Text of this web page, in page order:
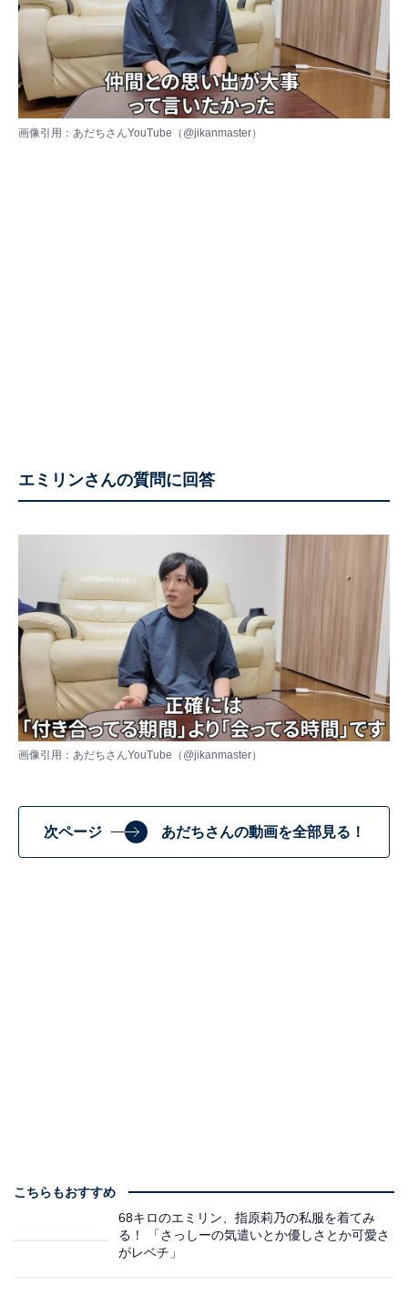
画像引用：あだちさんYouTube（ @jikanmaster）
エミリンさんの質問に回答
画像引用：あだちさんYouTube（ @jikanmaster）
次ページ あだちさんの動画を全部見る！
こちらもおすすめ
68キロのエミリン、指原莉乃の私服を着てみ
る！ 「さっしーの気遣いとか優しさとか可愛さ
がレベチ」